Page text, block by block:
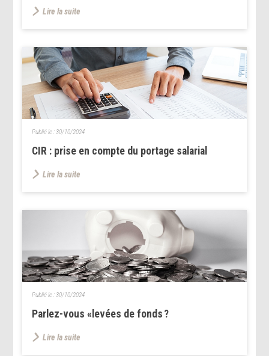
Lire la suite
CIR : prise en compte du portage salarial
Publié le :30/10/2024
Lire la suite
Parlez-vous «levées de fonds ?
Publié le :30/10/2024
Lire la suite